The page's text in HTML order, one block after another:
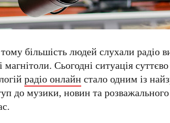
більшість людей слухали радіо
магнітоли. Сьогодні ситуація
радіо онлайнстало одним із
до музики, новин та